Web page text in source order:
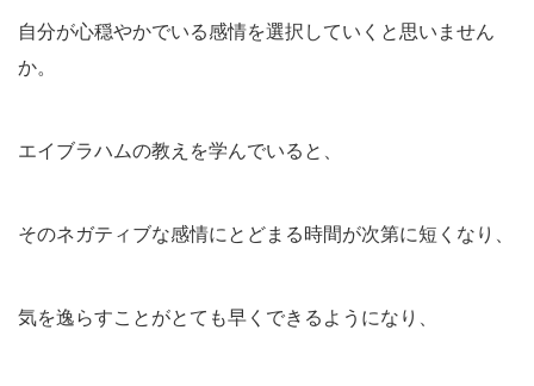
自分が心穏やかでいる感情を選択していくと思いません
か。
エイブラハムの教えを学んでいると、
そのネガティブな感情にとどまる時間が次第に短くなり、
気を逸らすことがとても早くできるようになり、